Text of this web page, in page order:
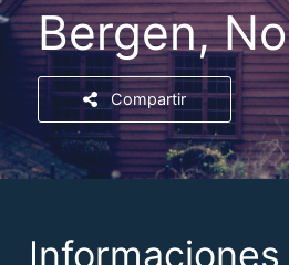
Bergen,
Compartir